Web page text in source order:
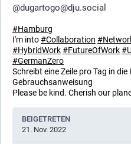
@dugartogo@dju.social
#Hamburg
I'm into#Collaboration #
#HybridWork#FutureOfWork#
#GermanZero
Schreibt eine Zeile pro Tag in
Gebrauchsanweisung
Please be kind. Cherish our
BEIGETRETEN
21. Nov. 2022